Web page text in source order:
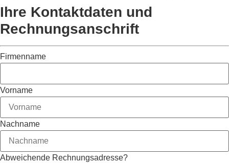
Ihre Kontaktdaten und
Rechnungsanschrift
Firmenname
Vorname
Nachname
Abweichende Rechnungsadresse?